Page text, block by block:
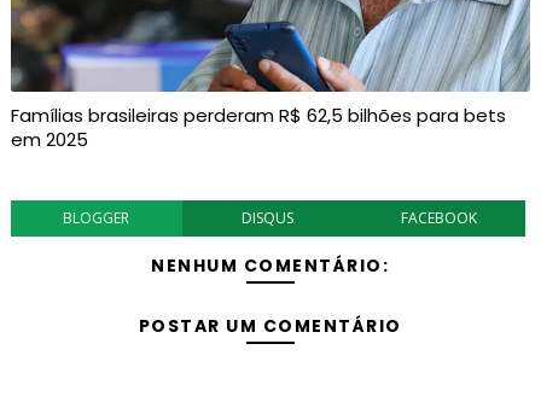
Famílias brasileiras perderam R$ 62,5 bilhões para bets
em 2025
BLOGGER DISQUS FACEBOOK
NENHUM COMENTÁRIO:
POSTAR UM COMENTÁRIO